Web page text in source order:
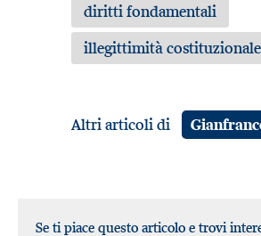
diritti fondamentali
illegittimità costituzionale
Altri articoli di
Se ti piace questo articolo e trovi